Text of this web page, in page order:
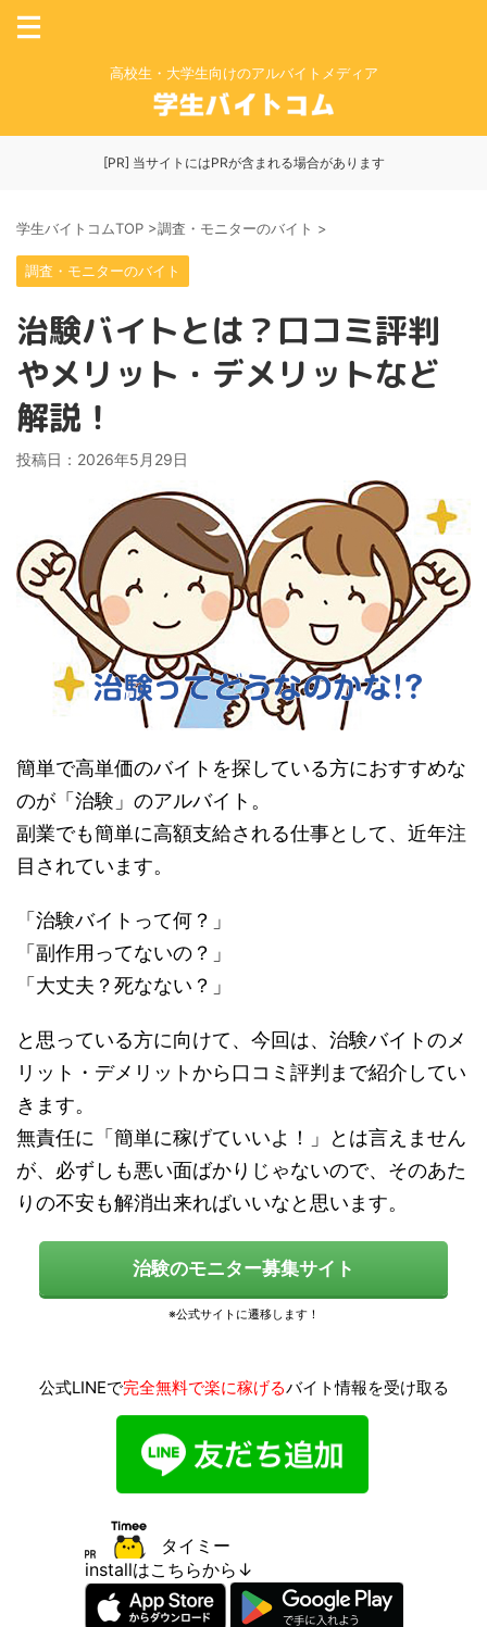
高校生・大学生向けのアルバイトメディア
[PR] 当サイトにはPRが含まれる場合があります
学生バイトコムTOP >調査・モニターのバイト >
調査・モニターのバイト
治験バイトとは？口コミ評判
やメリット・デメリットなど
解説！
投稿日： 2026年5月29日
簡単で高単価のバイトを探している方におすすめな
のが「治験」のアルバイト。
副業でも簡単に高額支給される仕事として、近年注
目されています。
「治験バイトって何？」
「副作用ってないの？」
「大丈夫？死なない？」
と思っている方に向けて、今回は、治験バイトのメ
リット・デメリットから口コミ評判まで紹介してい
きます。
無責任に「簡単に稼げていいよ！」とは言えません
が、必ずしも悪い面ばかりじゃないので、そのあた
りの不安も解消出来ればいいなと思います。
治験のモニター募集サイト
公式LINEで完全無料で楽に稼げるバイト情報を受け取る
タイミー
installはこちらから↓